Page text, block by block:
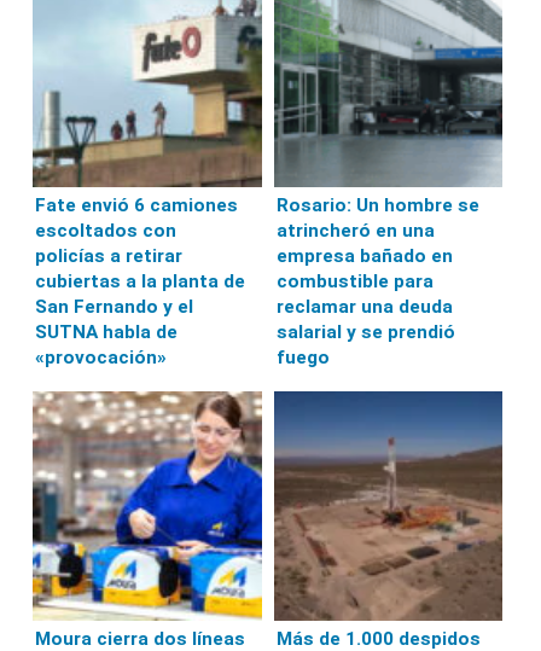
Fate envió 6 camiones
escoltados con
policías a retirar
cubiertas a la planta de
San Fernando y el
SUTNA habla de
«provocación»
Rosario: Un hombre se
atrincheró en una
empresa bañado en
combustible para
reclamar una deuda
salarial y se prendió
fuego
Moura cierra dos líneas
Más de 1.000 despidos